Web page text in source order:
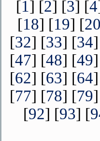
[1] [2] [3] [4
[18] [19] [20
[32] [33] [34
[47] [48] [49
[62] [63] [64
[77] [78] [79
[92] [93] [